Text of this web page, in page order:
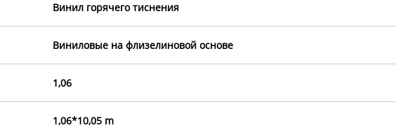
Винил горячего тиснения
Виниловые на флизелиновой основе
1,06
1,06*10,05 m